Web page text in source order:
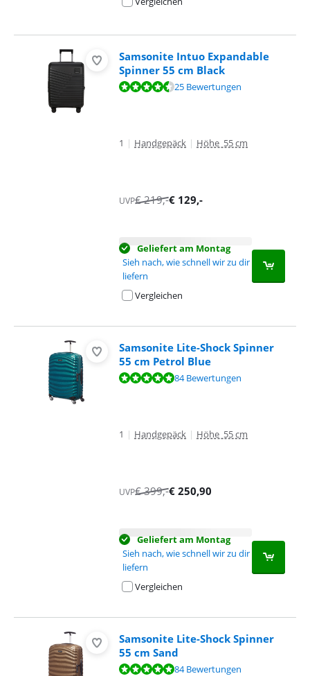
Samsonite Intuo Expandable
Spinner 55 cm Black
Bewertet mit 9,1 von 10, basierend auf 25 Bewertungen.
25 Bewertungen
1 | Handgepäck | Höhe 55 cm
UVP€219,-€ 129,-
Geliefert am Montag
Sieh nach, wie schnell wir zu dir
liefern
Vergleichen
Samsonite Lite-Shock Spinner
55 cm Petrol Blue
Bewertet mit 9,6 von 10, basierend auf 84 Bewertungen.
84 Bewertungen
1 | Handgepäck | Höhe 55 cm
UVP€399,-€ 250,90
Geliefert am Montag
Sieh nach, wie schnell wir zu dir
liefern
Vergleichen
Samsonite Lite-Shock Spinner
55 cm Sand
Bewertet mit 9,6 von 10, basierend auf 84 Bewertungen.
84 Bewertungen